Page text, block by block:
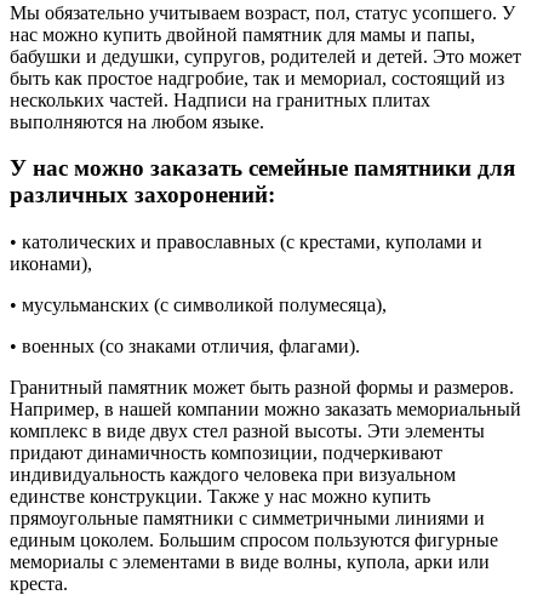
Мы обязательно учитываем возраст, пол, статус усопшего. У
нас можно купить двойной памятник для мамы и папы,
бабушки и дедушки, супругов, родителей и детей. Это может
быть как простое надгробие, так и мемориал, состоящий из
нескольких частей. Надписи на гранитных плитах
выполняются на любом языке.
У нас можно заказать семейные памятники для
различных захоронений:
• католических и православных (с крестами, куполами и
иконами),
• мусульманских (с символикой полумесяца),
• военных (со знаками отличия, флагами).
Гранитный памятник может быть разной формы и размеров.
Например, в нашей компании можно заказать мемориальный
комплекс в виде двух стел разной высоты. Эти элементы
придают динамичность композиции, подчеркивают
индивидуальность каждого человека при визуальном
единстве конструкции. Также у нас можно купить
прямоугольные памятники с симметричными линиями и
единым цоколем. Большим спросом пользуются фигурные
мемориалы с элементами в виде волны, купола, арки или
креста.